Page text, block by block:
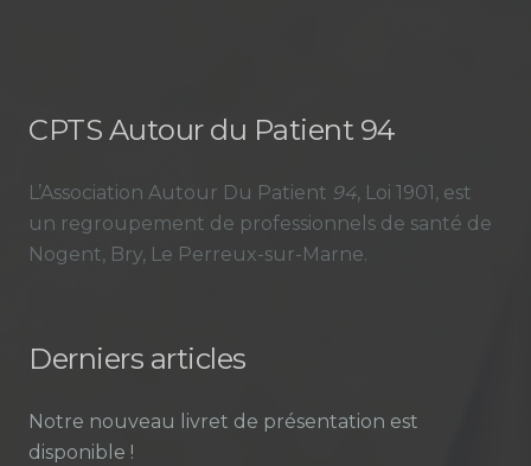
CPTS Autour du Patient 94
L’Association Autour Du Patient 94, Loi 1901, est
un regroupement de professionnels de santé de
Nogent, Bry, Le Perreux-sur-Marne.
Derniers articles
Notre nouveau livret de présentation est
disponible !